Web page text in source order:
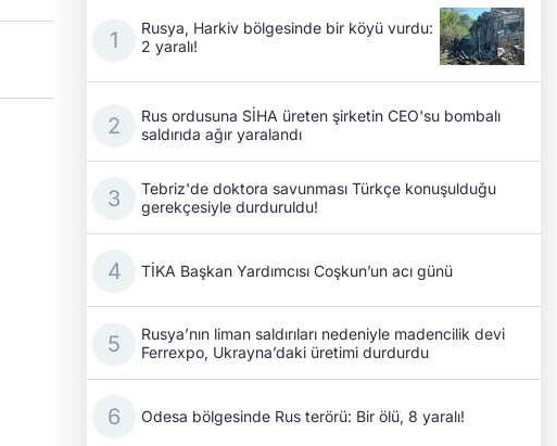
Rusya, Harkiv bölgesinde bir köyü vurdu:
2 yaralı!
Rus ordusuna SİHA üreten şirketin CEO'su bombalı
saldırıda ağır yaralandı
Tebriz'de doktora savunması Türkçe konuşulduğu
gerekçesiyle durduruldu!
TİKA Başkan Yardımcısı Coşkun’un acı günü
Rusya’nın liman saldırıları nedeniyle madencilik devi
Ferrexpo, Ukrayna’daki üretimi durdurdu
Odesa bölgesinde Rus terörü: Bir ölü, 8 yaralı!